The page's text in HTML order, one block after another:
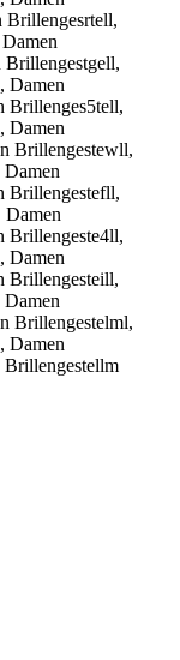
Brillengesrtell,
Damen
Brillenges5tell,
Damen
Brillengestewll,
Damen
Brillengestefll,
Damen
Brillengeste4ll,
Damen
Brillengesteill,
Brillengestelml,
Damen